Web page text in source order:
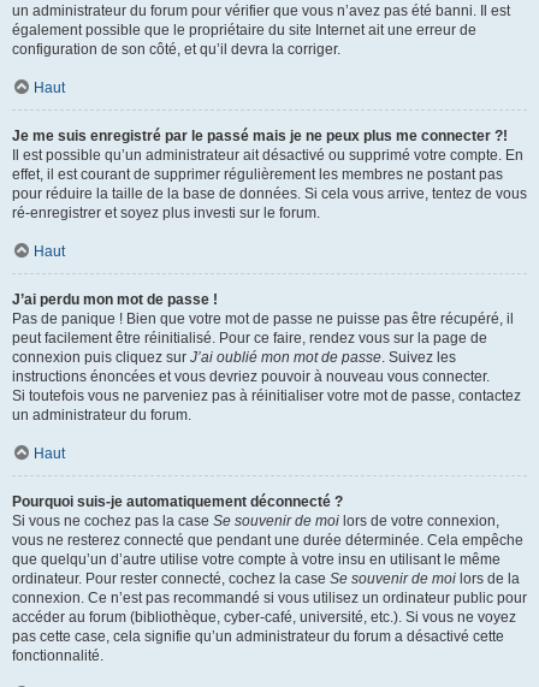
un administrateur du forum pour vérifier que vous n’avez pas été banni. Il est
également possible que le propriétaire du site Internet ait une erreur de
configuration de son côté, et qu’il devra la corriger.
Haut
Je me suis enregistré par le passé mais je ne peux plus me connecter ?!
Il est possible qu’un administrateur ait désactivé ou supprimé votre compte. En
effet, il est courant de supprimer régulièrement les membres ne postant pas
pour réduire la taille de la base de données. Si cela vous arrive, tentez de vous
ré-enregistrer et soyez plus investi sur le forum.
Haut
J’ai perdu mon mot de passe !
Pas de panique ! Bien que votre mot de passe ne puisse pas être récupéré, il
peut facilement être réinitialisé. Pour ce faire, rendez vous sur la page de
connexion puis cliquez sur J’ai oublié mon mot de passe. Suivez les
instructions énoncées et vous devriez pouvoir à nouveau vous connecter.
Si toutefois vous ne parveniez pas à réinitialiser votre mot de passe, contactez
un administrateur du forum.
Haut
Pourquoi suis-je automatiquement déconnecté ?
Si vous ne cochez pas la case Se souvenir de moi lors de votre connexion,
vous ne resterez connecté que pendant une durée déterminée. Cela empêche
que quelqu’un d’autre utilise votre compte à votre insu en utilisant le même
ordinateur. Pour rester connecté, cochez la case Se souvenir de moi lors de la
connexion. Ce n’est pas recommandé si vous utilisez un ordinateur public pour
accéder au forum (bibliothèque, cyber-café, université, etc.). Si vous ne voyez
pas cette case, cela signifie qu’un administrateur du forum a désactivé cette
fonctionnalité.